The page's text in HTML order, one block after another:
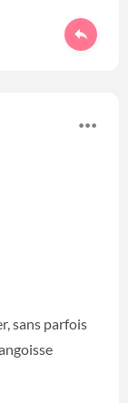
sans parfois